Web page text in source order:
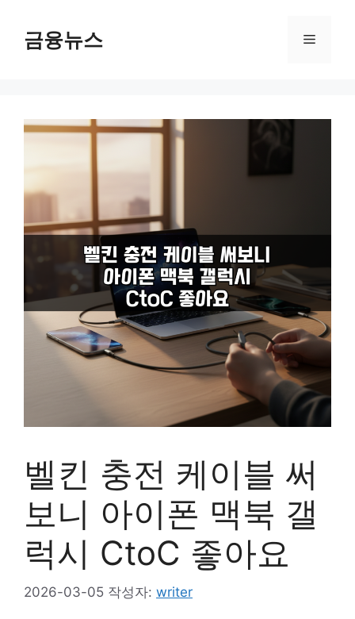
금융뉴스 메
벨킨 충전 케이블 써
보니 아이폰 맥북 갤
럭시 CtoC 좋아요
2026-03-05 작성자: writer